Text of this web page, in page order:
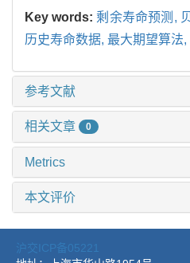
Key words:剩余寿命预测,
历史寿命数据, 最大期望算法
参考文献
相关文章 0
Metrics
本文评价
沪交ICP备05221